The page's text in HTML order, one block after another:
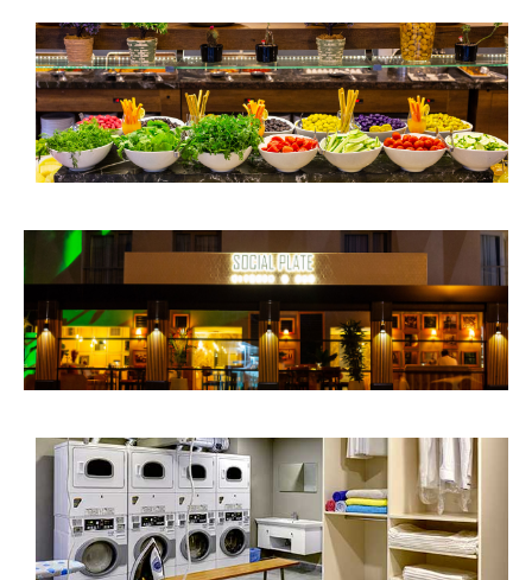
Odalarımız
İnceleyin
Açık Büfe Kahvaltı
İnceleyin
(Kristof, Social Plate ve
Bahçe)
İnceleyin